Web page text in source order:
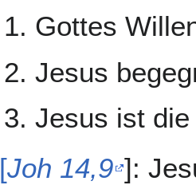
Gottes
Jesus
Jesus ist
[Joh 14,9 ]: